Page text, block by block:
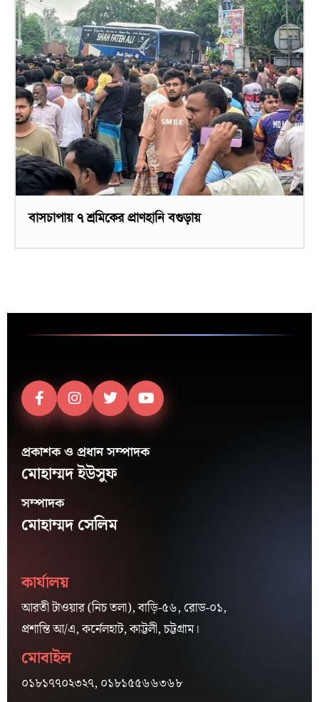
বাসচাপায় ৭ শ্রমিকের প্রাণহানি বগুড়ায়
প্রকাশক ও প্রধান সম্পাদক
মোহাম্মদ ইউসুফ
সম্পাদক
মোহাম্মদ সেলিম
কার্যালয়
আরতী টাওয়ার (নিচ তলা), বাড়ি-৫৬, রোড-০১,
প্রশান্তি আ/এ, কর্নেলহাট, কাট্টলী, চট্টগ্রাম।
মোবাইল
০১৮১৭৭০২৩২৭, ০১৮১৫৫৬৬৩৬৮